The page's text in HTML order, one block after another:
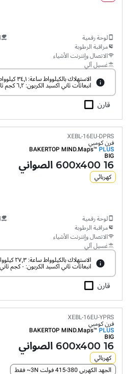
لوحة رقمية
مراقبة الرطوبة
الاتصال وإنترنت الأشياء
غسيل آلي
الاستهلاك بالكيلوواط ساعة: ٣٤٫١ كيلوواط ساعة/يوم
انبعاثات ثاني اكسيد الكربون: ٦٫٢ كجم ثاني أكسيد الكربون/يوم
قارن
XEBL-16EU-DPRS
فرن كومبي
BAKERTOP MIND.Maps™ PLUS
BIG
16 600x400 الصواني
كهربائي
لوحة رقمية
مراقبة الرطوبة
الاتصال وإنترنت الأشياء
غسيل آلي
الاستهلاك بالكيلوواط ساعة: ٢٧٫٣ كيلوواط ساعة/يوم
انبعاثات ثاني اكسيد الكربون: ٠ كجم ثاني أكسيد الكربون/يوم
قارن
XEBL-16EU-YPRS
فرن كومبي
BAKERTOP MIND.Maps™ PLUS
BIG
16 600x400 الصواني
كهربائي
الجهد الكهربي 380-415 فولت 3N~ فقط